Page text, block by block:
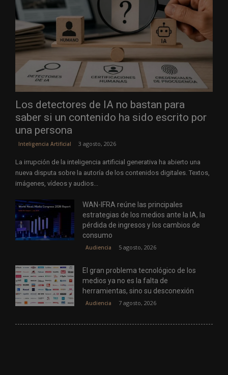
Los detectores de IA no bastan para
saber si un contenido ha sido escrito por
una persona
Inteligencia Artificial 3 agosto, 2026
La irrupción de la inteligencia artificial generativa ha abierto una
nueva disputa sobre la autoría de los contenidos digitales. Textos,
imágenes, vídeos y audios...
WAN-IFRA reúne las principales
estrategias de los medios ante la IA, la
pérdida de ingresos y los cambios de
consumo
Audiencia 5 agosto, 2026
El gran problema tecnológico de los
medios ya no es la falta de
herramientas, sino su desconexión
Audiencia 7 agosto, 2026